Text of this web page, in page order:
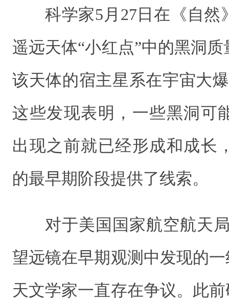
科学家5月27日在《自然
遥远天体“小红点”中的黑洞
该天体的宿主星系在宇宙大
这些发现表明，一些黑洞可
出现之前就已经形成和成长
的最早期阶段提供了线索。
对于美国国家航空航天
望远镜在早期观测中发现的
天文学家一直存在争议。此